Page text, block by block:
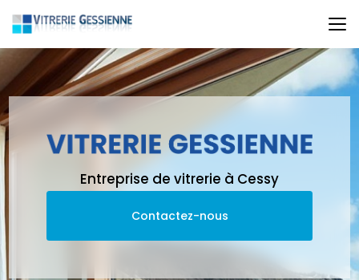
au
contenu
principal
Entreprise de vitrerie à Cessy
Contactez-nous